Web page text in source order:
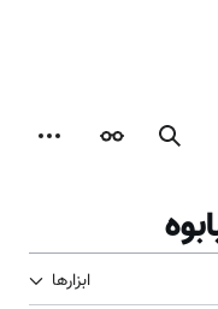
جستجوظاهر
ابزارها